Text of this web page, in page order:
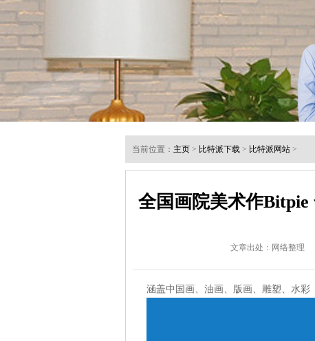
当前位置： 主页 > 比特派下载 > 比特派网站 >
全国画院美术作
文章出处：网络整理
涵盖中国画、油画、版画、雕塑、水彩